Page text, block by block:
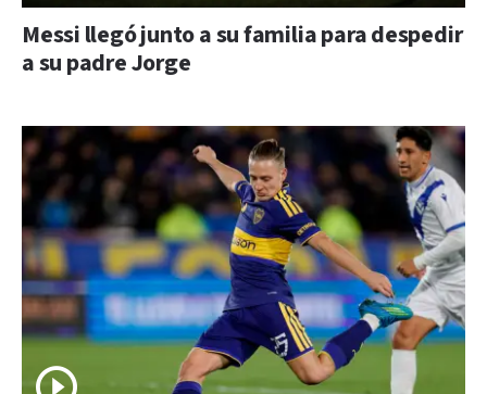
Messi llegó junto a su familia para despedir
a su padre Jorge